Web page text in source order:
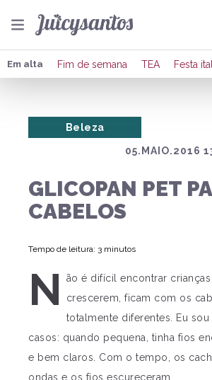
Em alta Fim de semana TEA Festa
05.MAIO.2016
Beleza
GLICOPAN PET
CABELOS
Tempo de leitura: 3 minutos
N
ão é difícil encontrar
crescerem, ficam com os
totalmente diferentes. Eu sou
casos: quando pequena, tinha fios
e bem claros. Com o tempo, os
ondas e os fios escureceram.